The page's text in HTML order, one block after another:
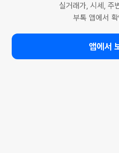
실거래가, 시세, 주
부톡 앱에서
앱에서